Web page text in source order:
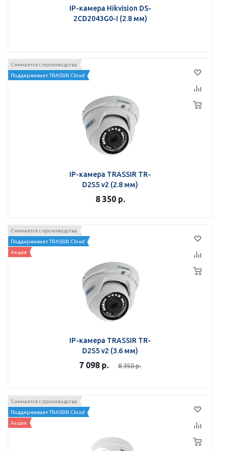
IP-камера Hikvision DS-
2CD2043G0-I (2.8 мм)
Снимается с производства
Поддерживает TRASSIR Cloud
IP-камера TRASSIR TR-
D2S5 v2 (2.8 мм)
8 350р.
Снимается с производства
Поддерживает TRASSIR Cloud
Акция
IP-камера TRASSIR TR-
D2S5 v2 (3.6 мм)
7 098 р. 8 350р.
Снимается с производства
Поддерживает TRASSIR Cloud
Акция